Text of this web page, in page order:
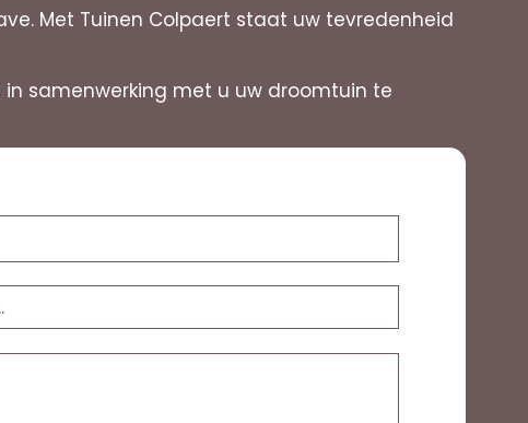
Met Tuinen Colpaert staat uw tevredenheid
in samenwerking met u uw droomtuin te